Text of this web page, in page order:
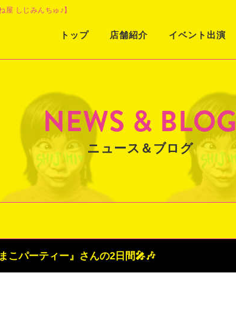
しじみんちゅ♪】
Skip
トップ 店舗紹介 イベント出演
NEWS & BLOG
ニュース＆ブログ
こパーティー』さんの2日間🎤🎶